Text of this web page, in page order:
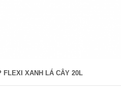
FLEXI XANH LÁ CÂY 20L